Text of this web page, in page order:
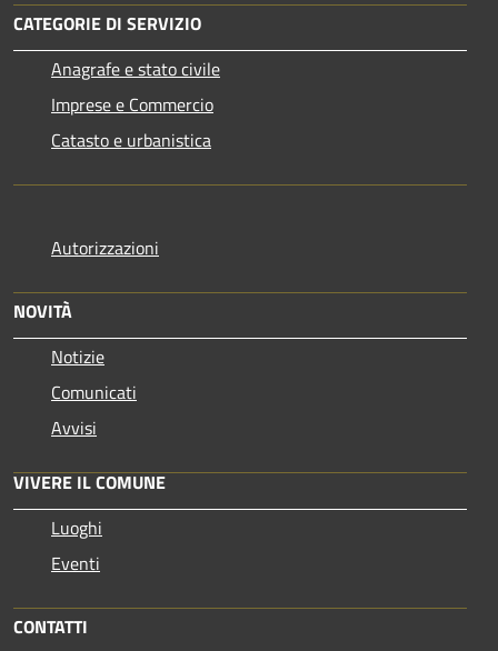
CATEGORIE DI SERVIZIO
Anagrafe e stato civile
Imprese e Commercio
Catasto e urbanistica
Autorizzazioni
NOVITÀ
Notizie
Comunicati
Avvisi
VIVERE IL COMUNE
Luoghi
Eventi
CONTATTI